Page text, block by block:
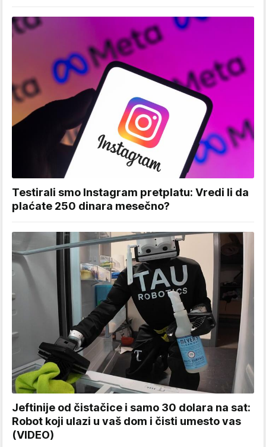
Testirali smo Instagram pretplatu: Vredi li da
plaćate 250 dinara mesečno?
Jeftinije od čistačice i samo 30 dolara na sat:
Robot koji ulazi u vaš dom i čisti umesto vas
(VIDEO)